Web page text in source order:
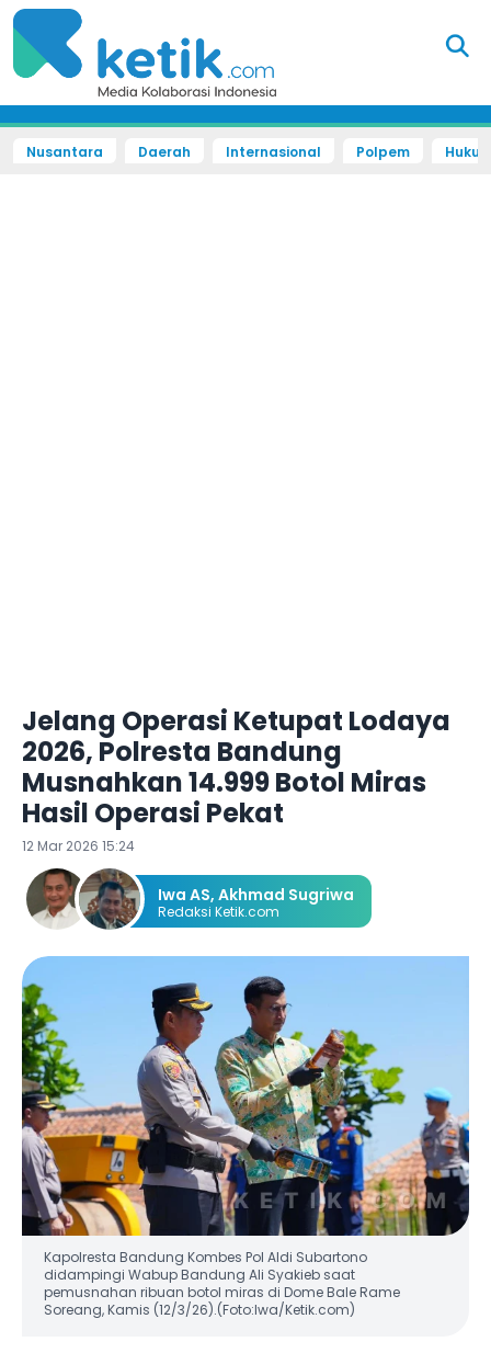
Nusantara Daerah Internasional Polpem
Jelang Operasi Ketupat Lodaya
2026, Polresta Bandung
Musnahkan 14.999 Botol Miras
Hasil Operasi Pekat
12 Mar 2026 15:24
Iwa AS, Akhmad Sugriwa
Redaksi Ketik.com
Kapolresta Bandung Kombes Pol Aldi Subartono
didampingi Wabup Bandung Ali Syakieb saat
pemusnahan ribuan botol miras di Dome Bale Rame
Soreang, Kamis (12/3/26).(Foto:Iwa/Ketik.com)